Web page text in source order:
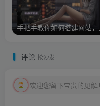
评论 抢沙发
欢迎您留下宝贵的见解！